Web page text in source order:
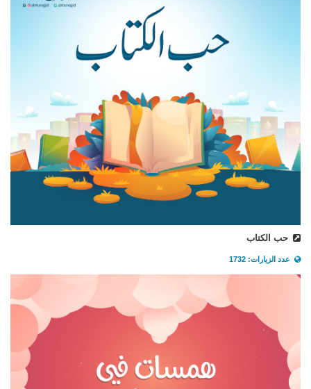
حب الكتاب
عدد الزيارات: 1732